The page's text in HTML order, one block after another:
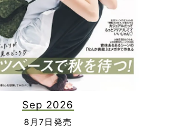
Sep 2026
8月7日発売